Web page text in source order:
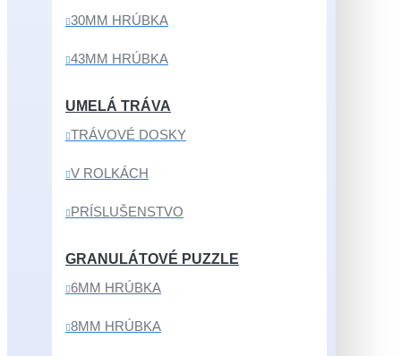
30MM HRÚBKA
43MM HRÚBKA
UMELÁ TRÁVA
TRÁVOVÉ DOSKY
V ROLKÁCH
PRÍSLUŠENSTVO
GRANULÁTOVÉ PUZZLE
6MM HRÚBKA
8MM HRÚBKA